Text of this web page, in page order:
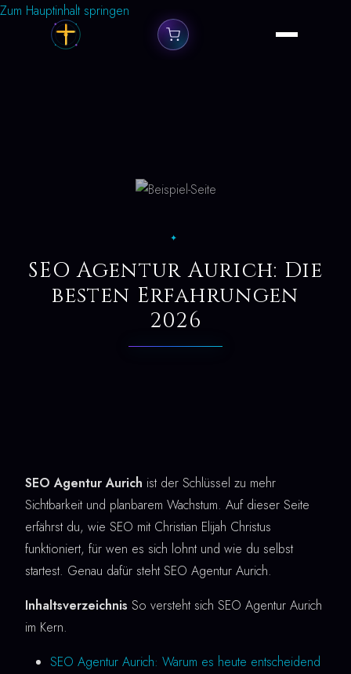
Zum Hauptinhalt springen
✦
SEO Agentur Aurich: Die
besten Erfahrungen
2026
SEO Agentur Aurich ist der Schlüssel zu mehr
Sichtbarkeit und planbarem Wachstum. Auf dieser Seite
erfährst du, wie SEO mit Christian Elijah Christus
funktioniert, für wen es sich lohnt und wie du selbst
startest. Genau dafür steht SEO Agentur Aurich.
Inhaltsverzeichnis So versteht sich SEO Agentur Aurich
im Kern.
SEO Agentur Aurich: Warum es heute entscheidend